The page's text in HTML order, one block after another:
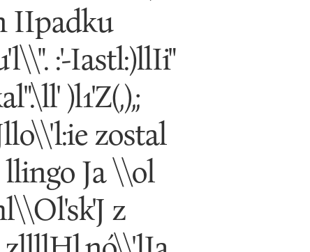
IIpadku
:'-Iastl:)llIi"
)l1'Z(,),;
zostal
Ja \\ol
z